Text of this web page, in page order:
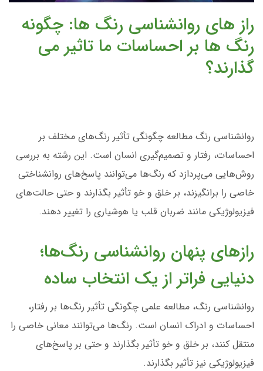
راز های روانشناسی رنگ ها: چگونه
رنگ ها بر احساسات ما تاثیر می
گذارند؟
روانشناسی رنگ مطالعه چگونگی تأثیر رنگ‌های مختلف بر
احساسات، رفتار و تصمیم‌گیری انسان است. این رشته به بررسی
روش‌هایی می‌پردازد که رنگ‌ها می‌توانند پاسخ‌های روانشناختی
خاصی را برانگیزند، بر خلق و خو تأثیر بگذارند و حتی حالت‌های
فیزیولوژیکی مانند ضربان قلب یا هوشیاری را تغییر دهند.
رازهای پنهان روانشناسی رنگ‌ها؛
دنیایی فراتر از یک انتخاب ساده
روانشناسی رنگ، مطالعه علمی چگونگی تأثیر رنگ‌ها بر رفتار،
احساسات و ادراک انسان است. رنگ‌ها می‌توانند معانی خاصی را
منتقل کنند، بر خلق و خو تأثیر بگذارند و حتی بر پاسخ‌های
فیزیولوژیکی نیز تأثیر بگذارند.